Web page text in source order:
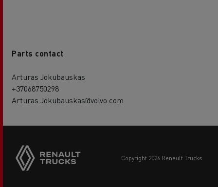
Parts contact
Arturas Jokubauskas
+37068750298
Arturas.Jokubauskas@volvo.com
buttons
copyright 2026 Renault Trucks